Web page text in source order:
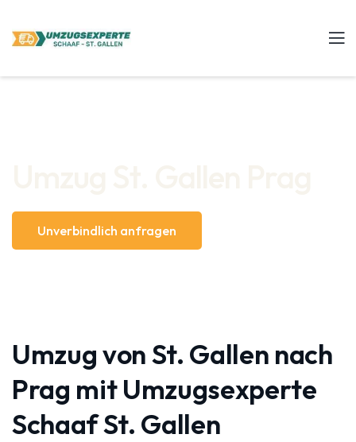
Unverbindlich anfragen
Umzug von St. Gallen nach
Prag mit Umzugsexperte
Schaaf St. Gallen